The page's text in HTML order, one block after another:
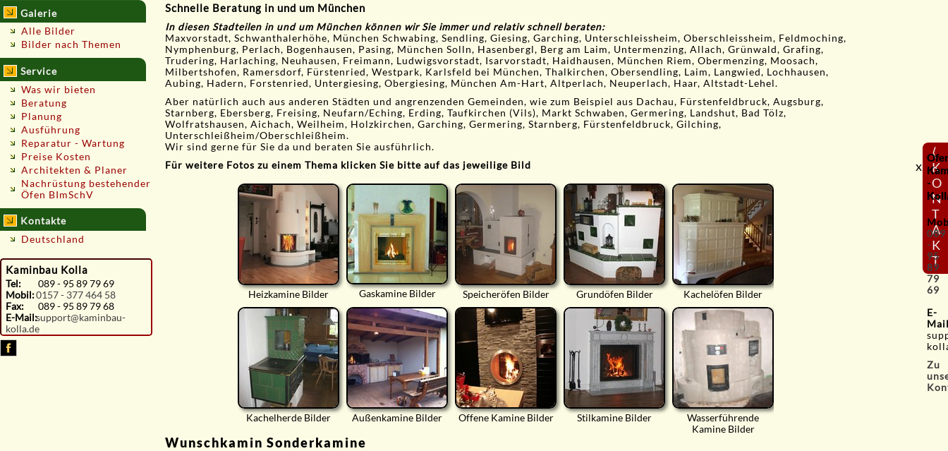
Galerie
Alle Bilder
Bilder nach Themen
Service
Was wir bieten
Beratung
Planung
Ausführung
Reparatur - Wartung
Preise Kosten
Architekten & Planer
Nachrüstung bestehender
Öfen BImSchV
Kontakte
Deutschland
Kaminbau Kolla
Tel:
089 - 95 89 79 69
Mobil:0157 - 377 464 58
Fax:
089 - 95 89 79 68
E-Mail:support@kaminbau-
kolla.de
Schnelle Beratung in und um München
In diesen Stadteilen in und um München können wir Sie immer und relativ schnell beraten:
Maxvorstadt, Schwanthalerhöhe, München Schwabing, Sendling, Giesing, Garching, Unterschleissheim, Oberschleissheim, Feldmoching,
Nymphenburg, Perlach, Bogenhausen, Pasing, München Solln, Hasenbergl, Berg am Laim, Untermenzing, Allach, Grünwald, Grafing,
Trudering, Harlaching, Neuhausen, Freimann, Ludwigsvorstadt, Isarvorstadt, Haidhausen, München Riem, Obermenzing, Moosach,
Milbertshofen, Ramersdorf, Fürstenried, Westpark, Karlsfeld bei München, Thalkirchen, Obersendling, Laim, Langwied, Lochhausen,
Aubing, Hadern, Forstenried, Untergiesing, Obergiesing, München Am-Hart, Altperlach, Neuperlach, Haar, Altstadt-Lehel.
Aber natürlich auch aus anderen Städten und angrenzenden Gemeinden, wie zum Beispiel aus Dachau, Fürstenfeldbruck, Augsburg,
Starnberg, Ebersberg, Freising, Neufarn/Eching, Erding, Taufkirchen (Vils), Markt Schwaben, Germering, Landshut, Bad Tölz,
Wolfratshausen, Aichach, Weilheim, Holzkirchen, Garching, Germering, Starnberg, Fürstenfeldbruck, Gilching,
Unterschleißheim/Oberschleißheim.
Wir sind gerne für Sie da und beraten Sie ausführlich.
Für weitere Fotos zu einem Thema klicken Sie bitte auf das jeweilige Bild
Heizkamine Bilder Gaskamine Bilder Speicheröfen Bilder Grundöfen Bilder Kachelöfen Bilder
Kachelherde Bilder Außenkamine Bilder Offene Kamine Bilder Stilkamine Bilder
Wasserführende
Kamine Bilder
Wunschkamin Sonderkamine
⟨
K
O
N
T
A
K
T
-
089
-
95
89
79
69
E-
Zu
x